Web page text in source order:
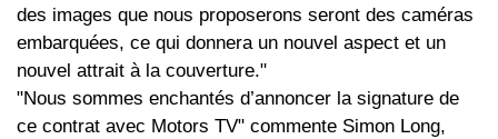
des images que nous proposerons seront des caméras
embarquées, ce qui donnera un nouvel aspect et un
nouvel attrait à la couverture."
"Nous sommes enchantés d’annoncer la signature de
ce contrat avec Motors TV" commente Simon Long,